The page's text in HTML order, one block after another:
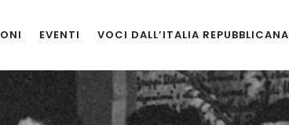
EVENTI VOCI DALL’ITALIA REPUBBLICANA